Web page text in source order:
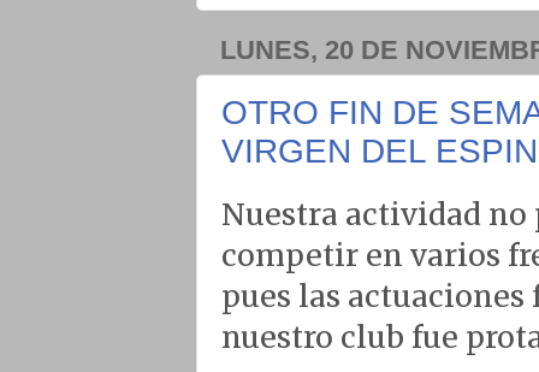
LUNES, 20 DE
OTRO FIN DE
VIRGEN DEL
Nuestra actividad no
competir en varios
pues las
nuestro club fue